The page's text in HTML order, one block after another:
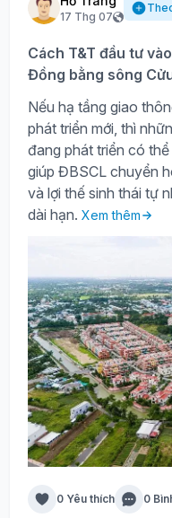
17 Thg 07
Cách T&T đầu tư
Đồng bằng sông
Nếu hạ tầng giao
phát triển mới, thì
đang phát triển có
giúp ĐBSCL chuyển
và lợi thế sinh thái tự
dài hạn. Xem thêm
0 Yêu thích 0